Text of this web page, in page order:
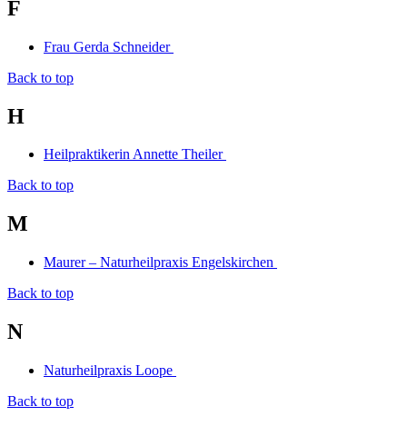
F
Frau Gerda Schneider
Back to top
H
Heilpraktikerin Annette Theiler
Back to top
M
Maurer – Naturheilpraxis Engelskirchen
Back to top
N
Naturheilpraxis Loope
Back to top